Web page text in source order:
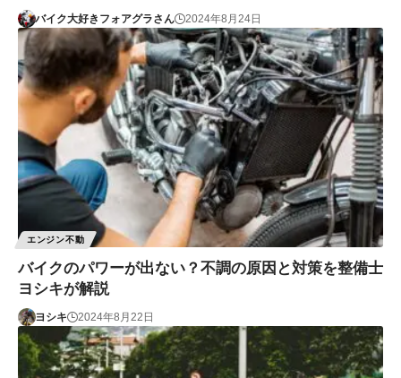
バイク大好きフォアグラさん 2024年8月24日
エンジン不動
バイクのパワーが出ない？不調の原因と対策を整備士
ヨシキが解説
ヨシキ 2024年8月22日